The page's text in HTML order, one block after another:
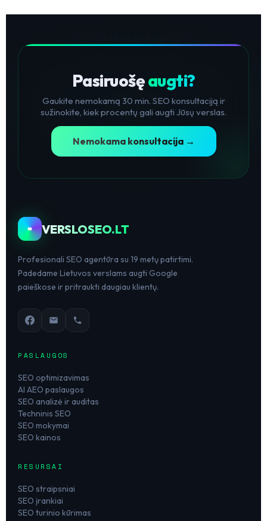
Pasiruošęaugti?
Gaukite nemokamą 30 min. SEO konsultaciją ir
sužinokite, kiek procentų gali augti Jūsų verslas.
Nemokama konsultacija →
VERSLOSEO.LT
Profesionali SEO agentūra su 19 metų patirtimi.
Padedame Lietuvos verslams augti Google
paieškose ir pritraukti daugiau klientų.
PASLAUGOS
SEO optimizavimas
AI AEO paslaugos
SEO analizė ir auditas
Techninis SEO
SEO mokymai
SEO kainos
RESURSAI
SEO straipsniai
SEO įrankiai
SEO turinio kūrimas